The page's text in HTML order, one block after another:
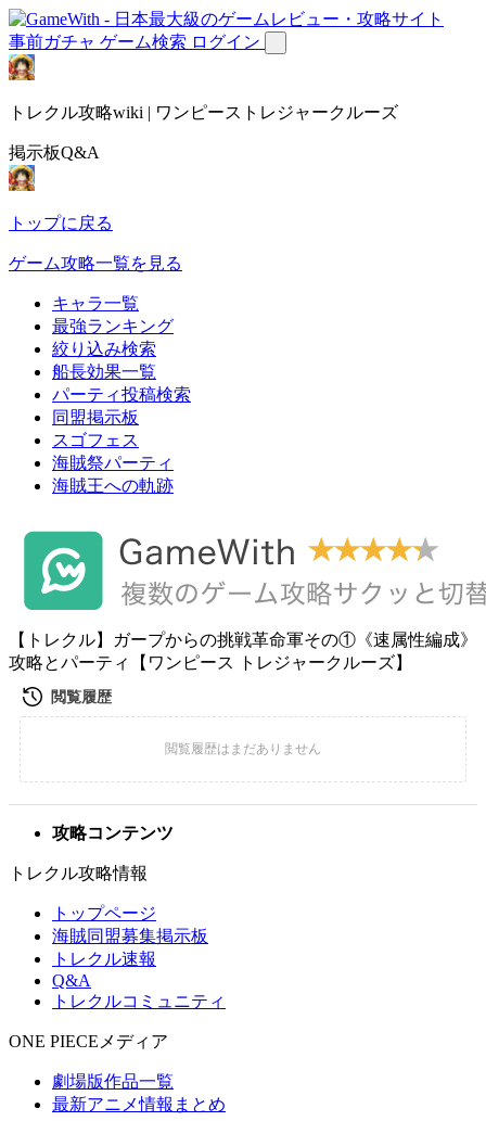
事前ガチャ ゲーム検索 ログイン
トレクル攻略wiki | ワンピーストレジャークルーズ
掲示板Q&A
トップに戻る
ゲーム攻略一覧を見る
キャラ一覧
最強ランキング
絞り込み検索
船長効果一覧
パーティ投稿検索
同盟掲示板
スゴフェス
海賊祭パーティ
海賊王への軌跡
【トレクル】ガープからの挑戦革命軍その①《速属性編成》
攻略とパーティ【ワンピース トレジャークルーズ】
攻略コンテンツ
トレクル攻略情報
トップページ
海賊同盟募集掲示板
トレクル速報
Q&A
トレクルコミュニティ
ONE PIECEメディア
劇場版作品一覧
最新アニメ情報まとめ